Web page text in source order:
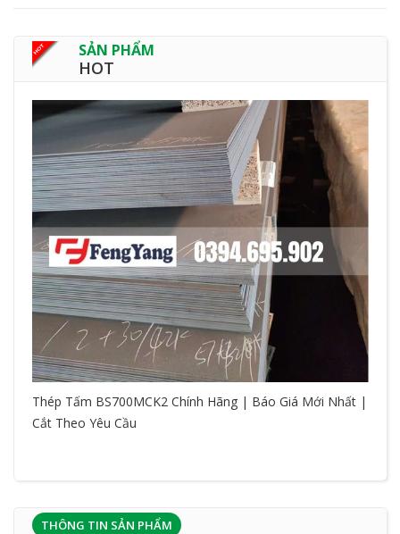
SẢN PHẨM
HOT
Thép Tấm BS700MCK2 Chính Hãng | Báo Giá Mới Nhất |
Cắt Theo Yêu Cầu
THÔNG TIN SẢN PHẨM